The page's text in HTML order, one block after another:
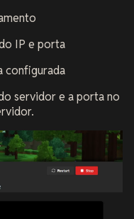
IP e porta
configurada
servidor e a porta no